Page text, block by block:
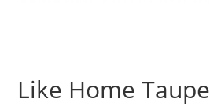
Like Home Taupe